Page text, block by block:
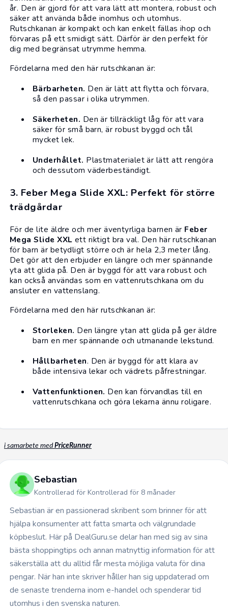
år. Den är gjord för att vara lätt att montera, robust och
säker att använda både inomhus och utomhus.
Rutschkanan är kompakt och kan enkelt fällas ihop och
förvaras på ett smidigt sätt. Därför är den perfekt för
dig med begränsat utrymme hemma.
Fördelarna med den här rutschkanan är:
Bärbarheten. Den är lätt att flytta och förvara,
så den passar i olika utrymmen.
Säkerheten. Den är tillräckligt låg för att vara
säker för små barn, är robust byggd och tål
mycket lek.
Underhållet. Plastmaterialet är lätt att rengöra
och dessutom väderbeständigt.
3. Feber Mega Slide XXL: Perfekt för större
trädgårdar
För de lite äldre och mer äventyrliga barnen är Feber
Mega Slide XXL ett riktigt bra val. Den här rutschkanan
för barn är betydligt större och är hela 2,3 meter lång.
Det gör att den erbjuder en längre och mer spännande
yta att glida på. Den är byggd för att vara robust och
kan också användas som en vattenrutschkana om du
ansluter en vattenslang.
Fördelarna med den här rutschkanan är:
Storleken. Den längre ytan att glida på ger äldre
barn en mer spännande och utmanande lekstund.
Hållbarheten. Den är byggd för att klara av
både intensiva lekar och vädrets påfrestningar.
Vattenfunktionen. Den kan förvandlas till en
vattenrutschkana och göra lekarna ännu roligare.
i samarbete medPriceRunner
Sebastian
Kontrollerad för Kontrollerad för 8 månader
Sebastian är en passionerad skribent som brinner för att
hjälpa konsumenter att fatta smarta och välgrundade
köpbeslut. Här på DealGuru.se delar han med sig av sina
bästa shoppingtips och annan matnyttig information för att
säkerställa att du alltid får mesta möjliga valuta för dina
pengar. När han inte skriver håller han sig uppdaterad om
de senaste trenderna inom e-handel och spenderar tid
utomhus i den svenska naturen.